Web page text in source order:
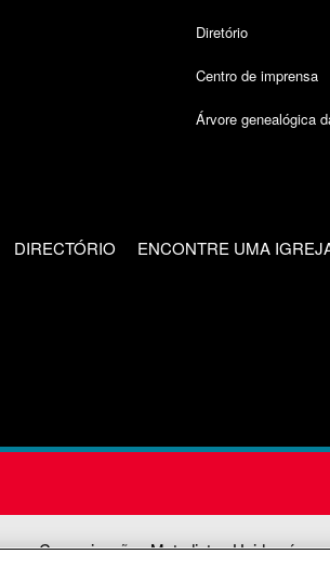
Diretório
Centro de imprensa
Árvore genealógica
DIRECTÓRIO ENCONTRE UMA
Comunicações Metodistas Unidas é